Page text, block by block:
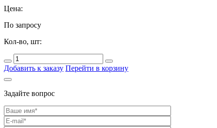
Цена:
По запросу
Кол-во, шт:
Добавить к заказу Перейти в корзину
Задайте вопрос